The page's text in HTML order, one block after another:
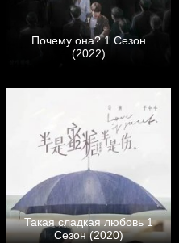
Почему она? 1 Сезон
(2022)
Такая сладкая любовь 1
Сезон (2020)